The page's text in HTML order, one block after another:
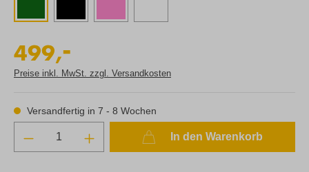
499,
-
Preise inkl. MwSt. zzgl. Versandkosten
Versandfertig in 7 - 8 Wochen
In den Warenkorb